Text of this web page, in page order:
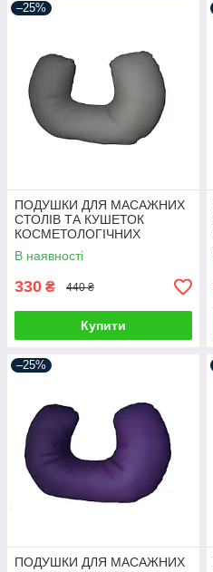
–25%
ПОДУШКИ ДЛЯ МАСАЖНИХ
СТОЛІВ ТА КУШЕТОК
КОСМЕТОЛОГІЧНИХ
В наявності
330 ₴ 440 ₴
Купити
–25%
ПОДУШКИ ДЛЯ МАСАЖНИХ